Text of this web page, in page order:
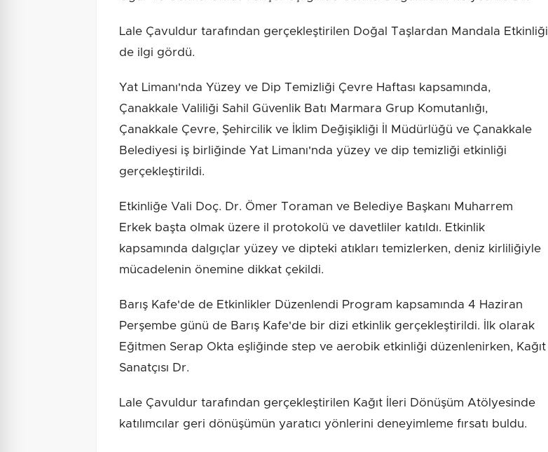
Lale Çavuldur tarafından gerçekleştirilen Doğal Taşlardan Mandala Etkinliği
de ilgi gördü.
Yat Limanı'nda Yüzey ve Dip Temizliği Çevre Haftası kapsamında,
Çanakkale Valiliği Sahil Güvenlik Batı Marmara Grup Komutanlığı,
Çanakkale Çevre, Şehircilik ve İklim Değişikliği İl Müdürlüğü ve Çanakkale
Belediyesi iş birliğinde Yat Limanı'nda yüzey ve dip temizliği etkinliği
gerçekleştirildi.
Etkinliğe Vali Doç. Dr. Ömer Toraman ve Belediye Başkanı Muharrem
Erkek başta olmak üzere il protokolü ve davetliler katıldı. Etkinlik
kapsamında dalgıçlar yüzey ve dipteki atıkları temizlerken, deniz kirliliğiyle
mücadelenin önemine dikkat çekildi.
Barış Kafe'de de Etkinlikler Düzenlendi Program kapsamında 4 Haziran
Perşembe günü de Barış Kafe'de bir dizi etkinlik gerçekleştirildi. İlk olarak
Eğitmen Serap Okta eşliğinde step ve aerobik etkinliği düzenlenirken, Kağıt
Sanatçısı Dr.
Lale Çavuldur tarafından gerçekleştirilen Kağıt İleri Dönüşüm Atölyesinde
katılımcılar geri dönüşümün yaratıcı yönlerini deneyimleme fırsatı buldu.